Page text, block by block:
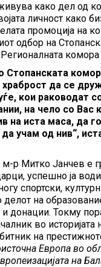
како дел од
личност како
промоција на
одбор на
Регионалната
Стопанската
да се
кои раководат
на чело со Вас
на иста маса, да
учам од нив“,
р Митко Јанчев е
успешно ја
спортски,
делот на
и донации. Токму
во историјата
на
Европа во
на